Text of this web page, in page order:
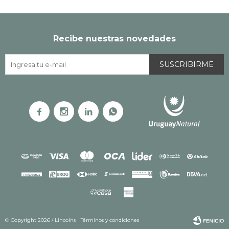
Recibe nuestras novedades
SUSCRIBIRME
   
© Copyright 2026 / Lincolns Términos y condiciones